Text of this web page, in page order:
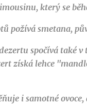
který se
požívá smetana,
spočívá také v
získá lehce
i samotné